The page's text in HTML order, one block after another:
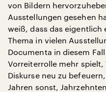
von Bildern
Ausstellungen gesehen
weiß, dass das eigentlich
Thema in vielen
Documenta in diesem
Vorreiterrolle mehr spielt,
Diskurse neu zu
Jahren sonst,